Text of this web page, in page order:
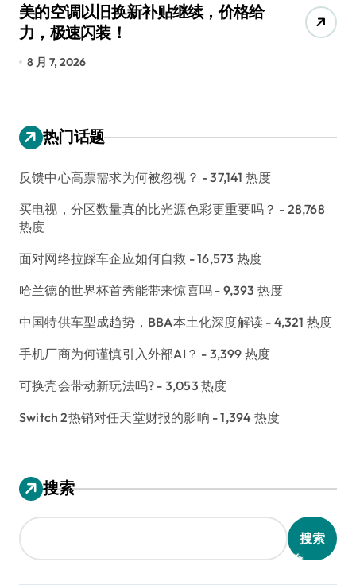
美的空调以旧换新补贴继续，价格给
力，极速闪装！
8 月 7, 2026
热门话题
反馈中心高票需求为何被忽视？ - 37,141 热度
买电视，分区数量真的比光源色彩更重要吗？ - 28,768
热度
面对网络拉踩车企应如何自救 - 16,573 热度
哈兰德的世界杯首秀能带来惊喜吗 - 9,393 热度
中国特供车型成趋势，BBA本土化深度解读 - 4,321 热度
手机厂商为何谨慎引入外部AI？ - 3,399 热度
可换壳会带动新玩法吗? - 3,053 热度
Switch 2热销对任天堂财报的影响 - 1,394 热度
搜索
搜索